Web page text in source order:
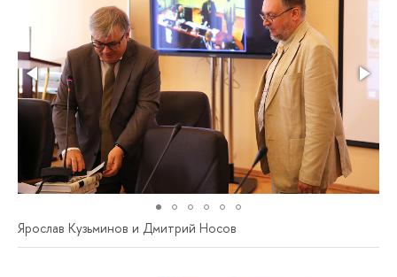
Ярослав Кузьминов и Дмитрий Носов